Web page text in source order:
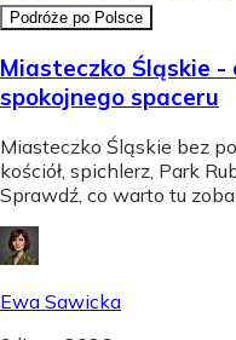
Podróże po Polsce
Miasteczko Śląskie -
spokojnego spaceru
Miasteczko Śląskie bez
kościół, spichlerz, Park
Sprawdź, co warto tu
Ewa Sawicka